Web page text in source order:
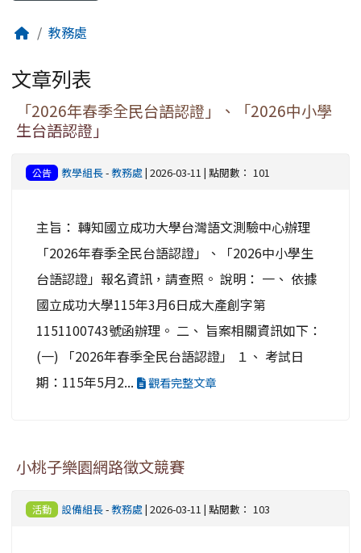
教務處
文章列表
「2026年春季全民台語認證」、「2026中小學
生台語認證」
公告 教學組長-教務處 | 2026-03-11 | 點閱數： 101
主旨： 轉知國立成功大學台灣語文測驗中心辦理
「2026年春季全民台語認證」、「2026中小學生
台語認證」報名資訊，請查照。 說明： 一、 依據
國立成功大學115年3月6日成大產創字第
1151100743號函辦理。 二、 旨案相關資訊如下：
(一) 「2026年春季全民台語認證」 １、 考試日
期：115年5月2...
觀看完整文章
小桃子樂園網路徵文競賽
活動 設備組長-教務處 | 2026-03-11 | 點閱數： 103